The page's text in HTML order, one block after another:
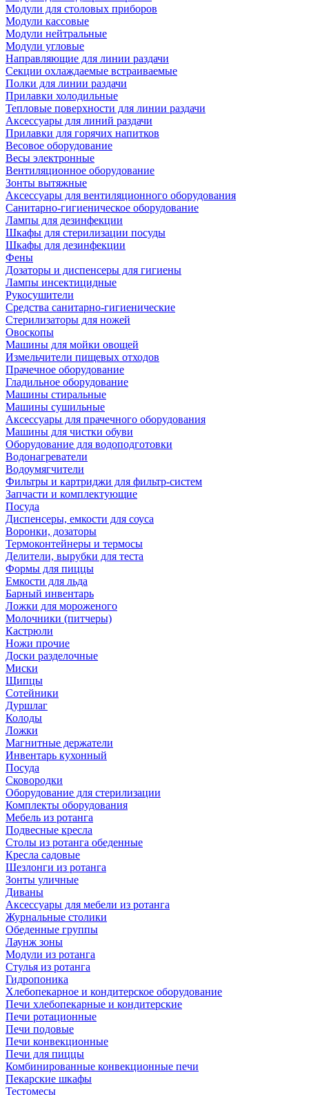
Модули для столовых приборов
Модули кассовые
Модули нейтральные
Модули угловые
Направляющие для линии раздачи
Секции охлаждаемые встраиваемые
Полки для линии раздачи
Прилавки холодильные
Тепловые поверхности для линии раздачи
Аксессуары для линий раздачи
Прилавки для горячих напитков
Весовое оборудование
Весы электронные
Вентиляционное оборудование
Зонты вытяжные
Аксессуары для вентиляционного оборудования
Санитарно-гигиеническое оборудование
Лампы для дезинфекции
Шкафы для стерилизации посуды
Шкафы для дезинфекции
Фены
Дозаторы и диспенсеры для гигиены
Лампы инсектицидные
Рукосушители
Средства санитарно-гигиенические
Стерилизаторы для ножей
Овоскопы
Машины для мойки овощей
Измельчители пищевых отходов
Прачечное оборудование
Гладильное оборудование
Машины стиральные
Машины сушильные
Аксессуары для прачечного оборудования
Машины для чистки обуви
Оборудование для водоподготовки
Водонагреватели
Водоумягчители
Фильтры и картриджи для фильтр-систем
Запчасти и комплектующие
Посуда
Диспенсеры, емкости для соуса
Воронки, дозаторы
Термоконтейнеры и термосы
Делители, вырубки для теста
Формы для пиццы
Емкости для льда
Барный инвентарь
Ложки для мороженого
Молочники (питчеры)
Кастрюли
Ножи прочие
Доски разделочные
Миски
Щипцы
Сотейники
Дуршлаг
Колоды
Ложки
Магнитные держатели
Инвентарь кухонный
Посуда
Сковородки
Оборудование для стерилизации
Комплекты оборудования
Мебель из ротанга
Подвесные кресла
Столы из ротанга обеденные
Кресла садовые
Шезлонги из ротанга
Зонты уличные
Диваны
Аксессуары для мебели из ротанга
Журнальные столики
Обеденные группы
Лаунж зоны
Модули из ротанга
Стулья из ротанга
Гидропоника
Хлебопекарное и кондитерское оборудование
Печи хлебопекарные и кондитерские
Печи ротационные
Печи подовые
Печи конвекционные
Печи для пиццы
Комбинированные конвекционные печи
Пекарские шкафы
Тестомесы